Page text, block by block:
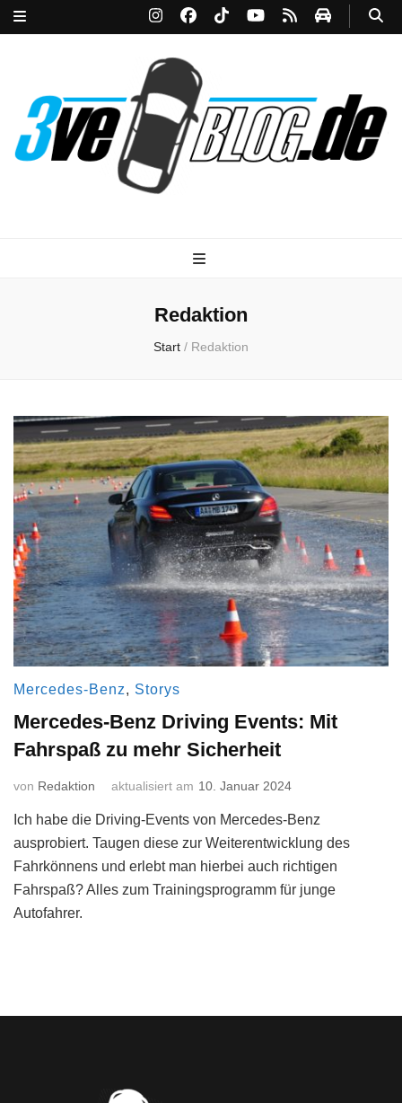
Redaktion
Start / Redaktion
Mercedes-Benz, Storys
Mercedes-Benz Driving Events: Mit
Fahrspaß zu mehr Sicherheit
von Redaktion aktualisiert am 10. Januar 2024
Ich habe die Driving-Events von Mercedes-Benz
ausprobiert. Taugen diese zur Weiterentwicklung des
Fahrkönnens und erlebt man hierbei auch richtigen
Fahrspaß? Alles zum Trainingsprogramm für junge
Autofahrer.